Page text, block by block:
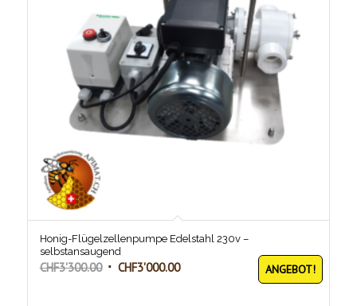
Honig-Flügelzellenpumpe Edelstahl 230v –
selbstansaugend
CHF3'300.00 Ursprünglicher
CHF3'000.00Aktueller
ANGEBOT!